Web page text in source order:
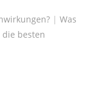
| Was
die besten